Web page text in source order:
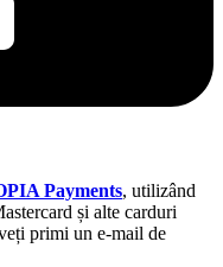
Payments, utilizând
și alte carduri
primi un e-mail de